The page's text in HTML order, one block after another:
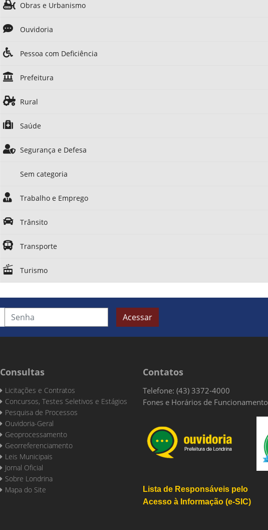
Obras e Urbanismo
Ouvidoria
Pessoa com Deficiência
Prefeitura
Rural
Saúde
Segurança e Defesa
Sem categoria
Trabalho e Emprego
Trânsito
Transporte
Turismo
Acessar
Consultas
Licitações e Contratos
Concursos, Testes Seletivos e Estágios
Pesquisa de Processos
Ouvidoria-Geral
Geoprocessamento
Georreferenciamento
Leis Municipais
Jornal Oficial
Sobre Londrina
Mapa do Site
Contatos
Telefone: (43) 3372-4000
Fones e Horários de Funcionamento
Lista de Responsáveis pelo
Acesso à Informação (e-SIC)